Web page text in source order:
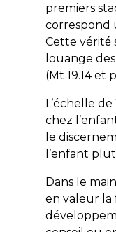
premiers
correspond
Cette vérité́
louange
(Mt 19.14 et
L’échelle
chez
le
l’enfant
Dans le
en valeur la